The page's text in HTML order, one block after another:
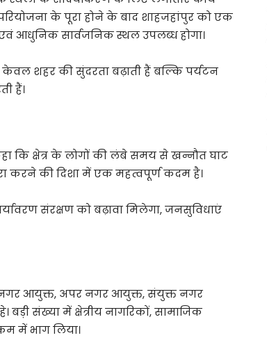
के पूरा होने के बाद शाहजहांपुर को एक
आधुनिक सार्वजनिक स्थल उपलब्ध होगा।
शहर की सुंदरता बढ़ाती हैं बल्कि पर्यटन
हैं।
कि क्षेत्र के लोगों की लंबे समय से खन्नौत घाट
करने की दिशा में एक महत्वपूर्ण कदम है।
संरक्षण को बढ़ावा मिलेगा, जनसुविधाएं
नगर आयुक्त, अपर नगर आयुक्त, संयुक्त नगर
संख्या में क्षेत्रीय नागरिकों, सामाजिक
में भाग लिया।